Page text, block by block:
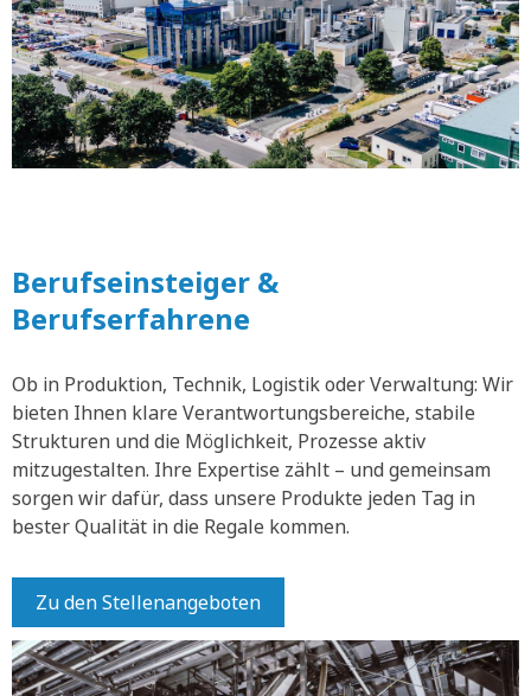
Berufseinsteiger &
Berufserfahrene
Ob in Produktion, Technik, Logistik oder Verwaltung: Wir
bieten Ihnen klare Verantwortungsbereiche, stabile
Strukturen und die Möglichkeit, Prozesse aktiv
mitzugestalten. Ihre Expertise zählt – und gemeinsam
sorgen wir dafür, dass unsere Produkte jeden Tag in
bester Qualität in die Regale kommen.
Zu den Stellenangeboten